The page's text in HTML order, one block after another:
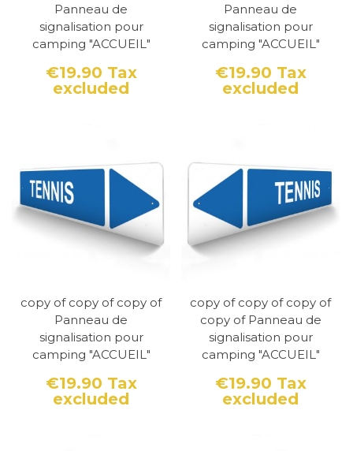
Panneau de
signalisation pour
camping "ACCUEIL"
Price
€19.90 Tax
excluded
Panneau de
signalisation pour
camping "ACCUEIL"
Price
€19.90 Tax
excluded
copy of copy of copy of
Panneau de
signalisation pour
camping "ACCUEIL"
Price
€19.90 Tax
excluded
copy of copy of copy of
copy of Panneau de
signalisation pour
camping "ACCUEIL"
Price
€19.90 Tax
excluded